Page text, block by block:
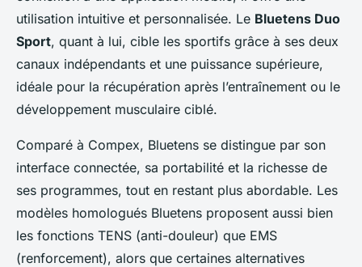
utilisation intuitive et personnalisée. Le Bluetens Duo
Sport, quant à lui, cible les sportifs grâce à ses deux
canaux indépendants et une puissance supérieure,
idéale pour la récupération après l’entraînement ou le
développement musculaire ciblé.
Comparé à Compex, Bluetens se distingue par son
interface connectée, sa portabilité et la richesse de
ses programmes, tout en restant plus abordable. Les
modèles homologués Bluetens proposent aussi bien
les fonctions TENS (anti-douleur) que EMS
(renforcement), alors que certaines alternatives